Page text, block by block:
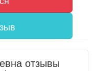
отзывы